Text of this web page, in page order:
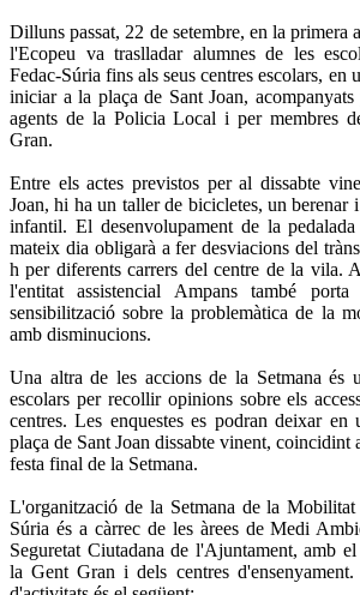
Dilluns passat, 22 de setembre, en la primera
l'Ecopeu va traslladar alumnes de les
Fedac-Súria fins als seus centres escolars, en
iniciar a la plaça de Sant Joan,
agents de la Policia Local i per membres
Gran.
Entre els actes previstos per al dissabte
Joan, hi ha un taller de bicicletes, un berenar
infantil. El desenvolupament de la
mateix dia obligarà a fer desviacions del
h per diferents carrers del centre de la vila.
l'entitat assistencial Ampans també
sensibilització sobre la problemàtica de la
amb disminucions.
Una altra de les accions de la Setmana és
escolars per recollir opinions sobre els
centres. Les enquestes es podran deixar en
plaça de Sant Joan dissabte vinent, coincidint
festa final de la Setmana.
L'organització de la Setmana de la
Súria és a càrrec de les àrees de Medi
Seguretat Ciutadana de l'Ajuntament, amb
la Gent Gran i dels centres